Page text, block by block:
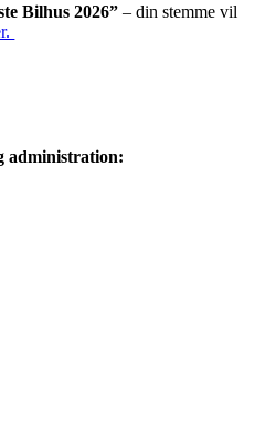
Bilhus 2026” – din stemme vil
administration: